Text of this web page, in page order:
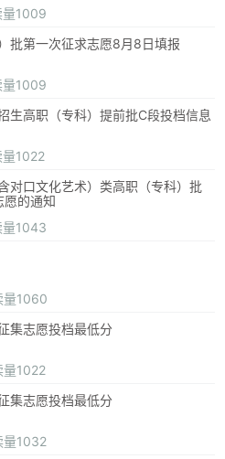
量1009
批第一次征求志愿8月8日填报
量1009
生高职（专科）提前批C段投档信息
量1022
对口文化艺术）类高职（专科）批
愿的通知
量1043
量1060
集志愿投档最低分
量1022
集志愿投档最低分
量1032